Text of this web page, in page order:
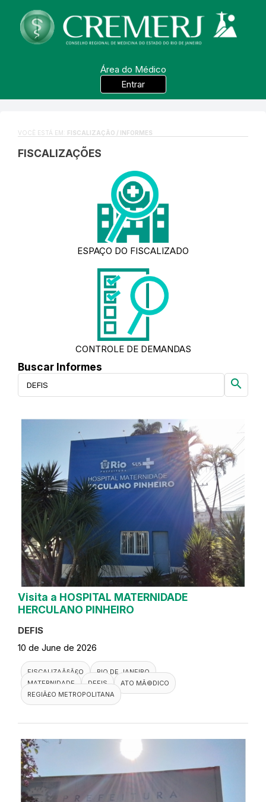
Área do Médico
Entrar
VOCÊ ESTÁ EM: FISCALIZAÇÃO / INFORMES
FISCALIZAÇÕES
ESPAÇO DO FISCALIZADO
CONTROLE DE DEMANDAS
Buscar Informes
search
Visita a HOSPITAL MATERNIDADE
HERCULANO PINHEIRO
DEFIS
10 de June de 2026
FISCALIZAÃ§Ã£O
RIO DE JANEIRO
MATERNIDADE
DEFIS
ATO MÃ©DICO
REGIÃ£O METROPOLITANA